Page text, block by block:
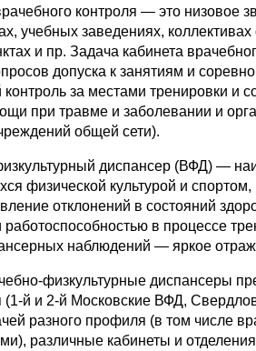
контроля — это низовое
учебных заведениях,
и пр. Задача кабинета
допуска к занятиям и
за местами тренировки и
при травме и заболевании и
общей сети).
диспансер (ВФД) —
физической культурой и
отклонений в состояний
работоспособностью в процессе
наблюдений — яркое
физкультурные диспансеры
(1-й и 2-й Московские ВФД,
разного профиля (в том числе
различные кабинеты и